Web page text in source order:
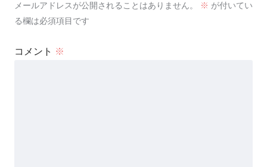
メールアドレスが公開されることはありません。 ※ が付いてい
る欄は必須項目です
コメント ※